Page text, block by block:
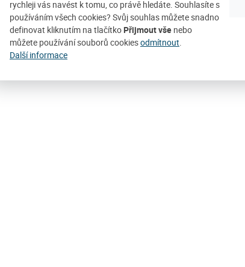
rychleji vás navést k tomu, co právě hledáte. Souhlasíte s
používáním všech cookies? Svůj souhlas můžete snadno
definovat kliknutím na tlačítko Přijmout vše nebo
můžete používání souborů cookiesodmítnout.
Další informace